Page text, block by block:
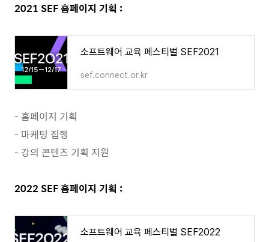
2021 SEF 홈페이지 기획 :
소프트웨어 교육 페스티벌 SEF2021
sef.connect.or.kr
- 홈페이지 기획
- 마케팅 집행
- 강의 콘텐츠 기획 지원
2022 SEF 홈페이지 기획 :
소프트웨어 교육 페스티벌 SEF2022